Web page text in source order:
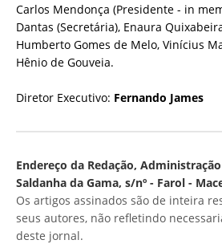
Carlos Mendonça (Presidente - in
Dantas (Secretária), Enaura
Humberto Gomes de Melo, Vinícius
Hênio de Gouveia.
Diretor Executivo: Fernando James
Endereço da Redação,
Saldanha da Gama, s/nº - Farol -
Os artigos assinados são de inteira
seus autores, não refletindo
deste jornal.